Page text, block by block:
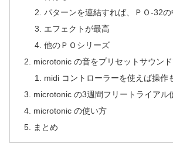
パターンを連結すれば、ＰＯ-32
エフェクトが最高
他のＰＯシリーズ
microtonic の音をプリセットサウン
midi コントローラーを使えば操作
microtonic の3週間フリートライアル
microtonic の使い方
まとめ